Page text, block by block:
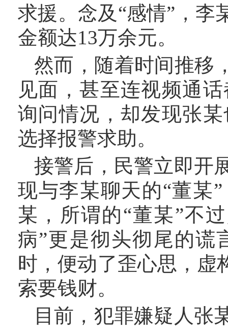
求援。念及“感情”，李
金额达13万余元。
然而，随着时间推移
见面，甚至连视频通
询问情况，却发现张
选择报警求助。
接警后，民警立即开
现与李某聊天的“董某
某，所谓的“董某”不
病”更是彻头彻尾的谎
时，便动了歪心思，虚
索要钱财。
目前，犯罪嫌疑人张